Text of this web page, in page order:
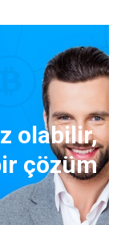
olabilir,
çözüm